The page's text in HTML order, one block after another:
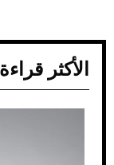
الأكثر قراءة